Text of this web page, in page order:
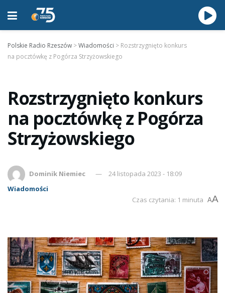
Polskie Radio Rzeszów >Wiadomości > Rozstrzygnięto konkurs
na pocztówkę z Pogórza Strzyżowskiego
Rozstrzygnięto konkurs
na pocztówkę z Pogórza
Strzyżowskiego
Dominik Niemiec
24 listopada 2023 - 18:09
Wiadomości
Czas czytania: 1 minuta AA